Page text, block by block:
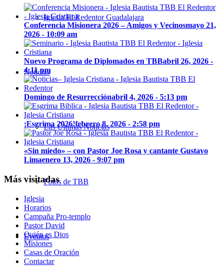
Iglesia El Redentor Guadalajara
Noticias
Las Últimas Noticias
Fotos de TBB
Eventos
Conferencia Misionera 2026 – Amigos y Vecinosmayo 21,
2026 - 10:09 am
Nuevo Programa de Diplomados en TBBabril 26, 2026 -
4:11 pm
Domingo de Resurrecciónabril 4, 2026 - 5:13 pm
¡Esgrima 2026!febrero 8, 2026 - 2:58 pm
«Sin miedo» – con Pastor Joe Rosa y cantante Gustavo
Limaenero 13, 2026 - 9:07 pm
Más visitadas
Iglesia
Horarios
Campaña Pro-templo
Pastor David
Quién es Dios
Misiones
Casas de Oración
Contactar